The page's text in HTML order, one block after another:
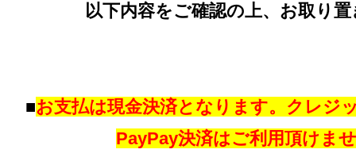
以下内容をご確認の上、お取り
■お支払は現金決済となります。クレジ
PayPay決済はご利用頂けま